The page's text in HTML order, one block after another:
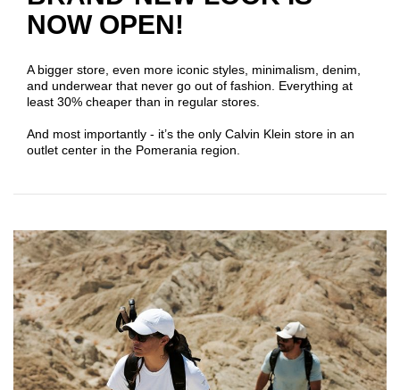
NOW OPEN!
A bigger store, even more iconic styles, minimalism, denim,
and underwear that never go out of fashion. Everything at
least 30% cheaper than in regular stores.
And most importantly - it’s the only Calvin Klein store in an
outlet center in the Pomerania region.